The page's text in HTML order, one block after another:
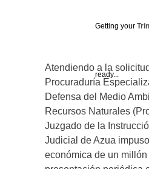
Getting your
ready...
Atendiendo a la
Procuraduría
Defensa del Medio
Recursos Naturales
Juzgado de la
Judicial de Azua
económica de un